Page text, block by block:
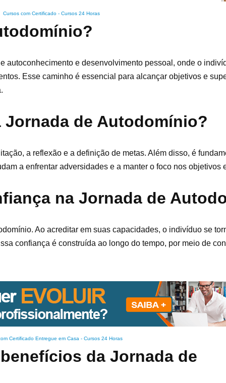
Cursos com Certificado- Cursos 24 Horas
autoconhecimento e desenvolvimento pessoal, onde o
Esse caminho é essencial para alcançar objetivos e
de Autodomínio?
a reflexão e a definição de metas. Além disso, é
a enfrentar adversidades e a manter o foco nos objetivos
na Jornada de
Ao acreditar em suas capacidades, o indivíduo se
confiança é construída ao longo do tempo, por meio de
Certificado Entregue em Casa - Cursos 24 Horas
da Jornada de